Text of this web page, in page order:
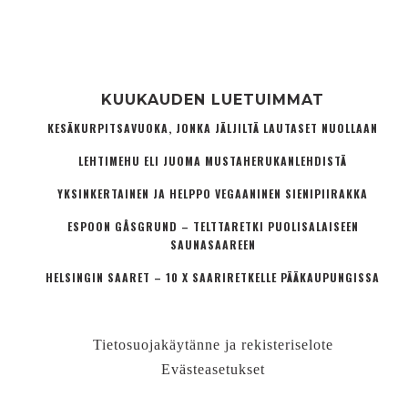
KUUKAUDEN LUETUIMMAT
KESÄKURPITSAVUOKA, JONKA JÄLJILTÄ LAUTASET NUOLLAAN
LEHTIMEHU ELI JUOMA MUSTAHERUKANLEHDISTÄ
YKSINKERTAINEN JA HELPPO VEGAANINEN SIENIPIIRAKKA
ESPOON GÅSGRUND – TELTTARETKI PUOLISALAISEEN
SAUNASAAREEN
HELSINGIN SAARET – 10 X SAARIRETKELLE PÄÄKAUPUNGISSA
Tietosuojakäytänne ja rekisteriselote
Evästeasetukset